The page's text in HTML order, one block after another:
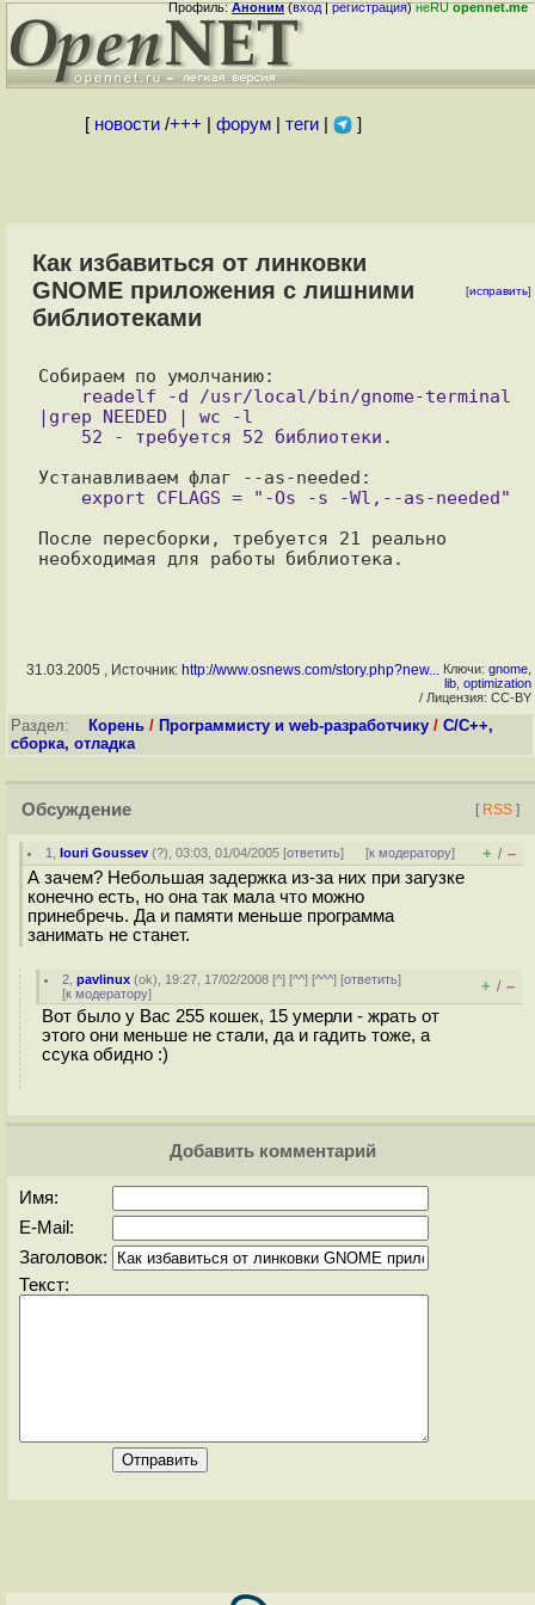
Профиль:Аноним(вход|регистрация)неRUopennet.me
[ новости/+++ форум| теги| ]
Как избавиться от линковки
GNOME приложения с лишними
библиотеками
[исправить]
|grep NEEDED | wc -l
После пересборки, требуется 21 реально
31.03.2005 , Источник: http://www.osnews.com/story.php?new... Ключи: gnome
lib optimization
/ Лицензия: CC-BY
Раздел: Корень / Программисту и web-разработчику / C/C++,
сборка, отладка
Обсуждение [ RSS ]
1 ,Iouri Goussev (?), 03:03, 01/04/2005 [ответить] [к модератору] + / –
А зачем? Небольшая задержка из-за них при загузке
конечно есть, но она так мала что можно
принебречь. Да и памяти меньше программа
занимать не станет.
2 ,pavlinux (ok), 19:27, 17/02/2008 [^] [^^] [^^^] [ответить]
[к модератору] + / –
Вот было у Вас 255 кошек, 15 умерли - жрать от
этого они меньше не стали, да и гадить тоже, а
ссука обидно :)
Добавить комментарий
Имя:
E-Mail:
Заголовок:
Текст: